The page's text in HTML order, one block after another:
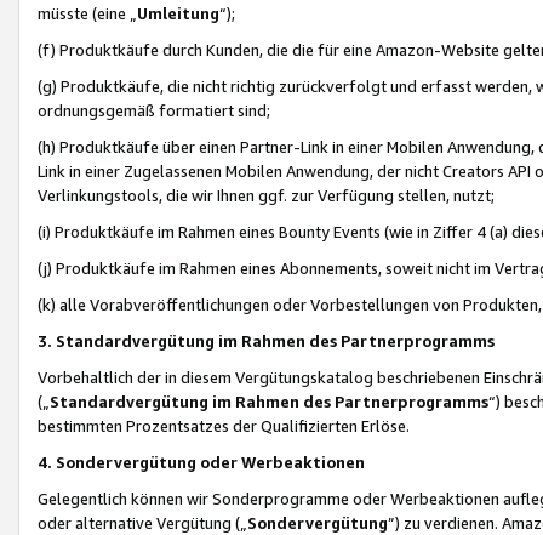
müsste (eine „ Umleitung“);
(f) Produktkäufe durch Kunden, die die für eine Amazon-Website
(g) Produktkäufe, die nicht richtig zurückverfolgt und erfasst werden,
ordnungsgemäß formatiert sind;
(h) Produktkäufe über einen Partner-Link in einer Mobilen
Link in einer Zugelassenen Mobilen Anwendung, der nicht Creators
Verlinkungstools, die wir Ihnen ggf. zur Verfügung stellen, nutzt;
(i) Produktkäufe im Rahmen eines Bounty Events (wie in Ziffer 4 (a)
(j) Produktkäufe im Rahmen eines Abonnements, soweit nicht im
(k) alle Vorabveröffentlichungen oder Vorbestellungen von
3. Standardvergütung im Rahmen des Partnerprogramms
Vorbehaltlich der in diesem Vergütungskatalog beschriebenen
(„ Standardvergütung im Rahmen des Partnerprogramms“)
bestimmten Prozentsatzes der Qualifizierten Erlöse.
4. Sondervergütung oder Werbeaktionen
Gelegentlich können wir Sonderprogramme oder Werbeaktionen
oder alternative Vergütung („ Sondervergütung”) zu verdienen.